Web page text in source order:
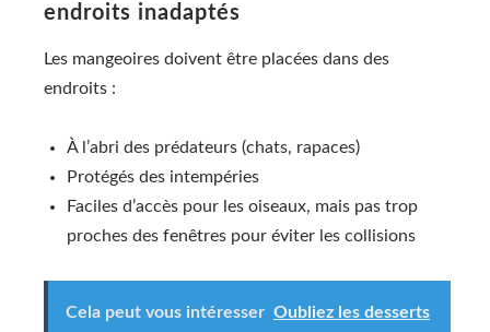
endroits inadaptés
Les mangeoires doivent être placées dans des
endroits :
À l’abri des prédateurs (chats, rapaces)
Protégés des intempéries
Faciles d’accès pour les oiseaux, mais pas trop
proches des fenêtres pour éviter les collisions
Cela peut vous intéresser Oubliez les desserts